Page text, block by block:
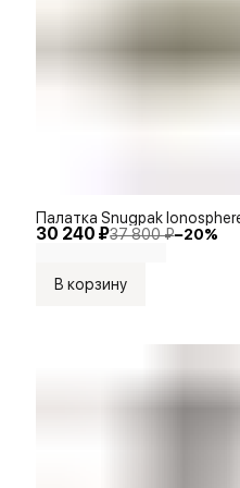
30 240 ₽37 800 ₽−20%
Палатка Snugpak
В корзину